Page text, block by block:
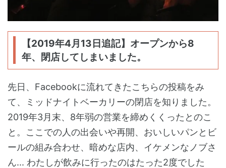
【2019年4月13日追記】オープンから8
年、閉店してしまいました。
先日、Facebookに流れてきたこちらの投稿をみ
て、ミッドナイトベーカリーの閉店を知りました。
2019年3月末、8年弱の営業を締めくくったとのこ
と。ここでの人の出会いや再開、おいしいパンとビ
ールの組み合わせ、暗めな店内、イケメンなノブさ
ん... わたしが飲みに行ったのはたった2度でした